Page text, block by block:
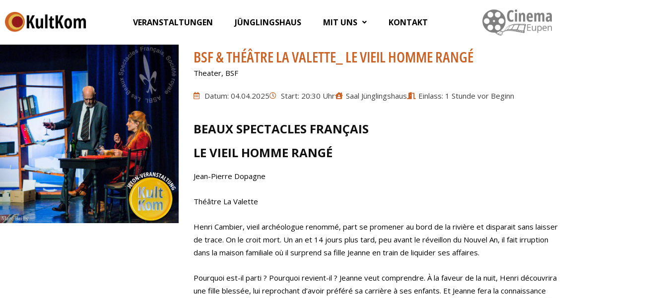
VERANSTALTUNGEN JÜNGLINGSHAUS MIT UNS KONTAKT
BSF & THÉÂTRE LA VALETTE_ LE VIEIL HOMME RANGÉ
Theater, BSF
Datum: 04.04.2025 Start: 20:30 Uhr Saal Jünglingshaus Einlass: 1 Stunde vor Beginn
BEAUX SPECTACLES FRANÇAIS
LE VIEIL HOMME RANGÉ
Jean-Pierre Dopagne
Théâtre La Valette
Henri Cambier, vieil archéologue renommé, part se promener au bord de la rivière et disparait sans laisser
de trace. On le croit mort. Un an et 14 jours plus tard, peu avant le réveillon du Nouvel An, il fait irruption
dans la maison familiale où il surprend sa fille Jeanne en train de liquider ses affaires.
Pourquoi est-il parti ? Pourquoi revient-il ? Jeanne veut comprendre. À la faveur de la nuit, Henri découvrira
une fille blessée, lui reprochant d’avoir préféré sa carrière à ses enfants. Et Jeanne fera la connaissance